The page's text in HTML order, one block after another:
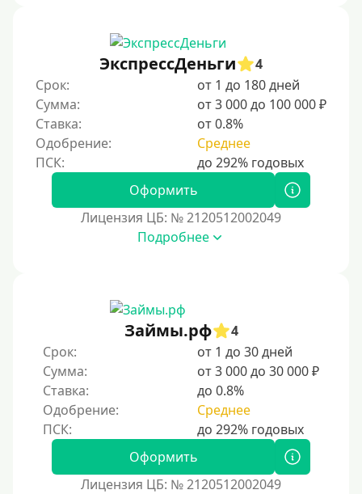
С ежемесячным платежом
Под низкий процент
Без процентов
Первый кредит без переплаты
Без процентов на 30 дней
Без страховок и комиссий
Повторный
Надежные
Без обмана
Без предоплат
Без электронной почты
С автоматическим одобрением
ЭкспрессДеньги
4
Срок:
от 1 до 180 дней
Сумма:
от 3 000 до 100 000 ₽
Ставка:
от 0.8%
Одобрение:
Среднее
Оформить
Лицензия ЦБ: № 2120512002049
Подробнее
Займы.рф
4
Срок:
от 1 до 30 дней
Сумма:
от 3 000 до 30 000 ₽
Ставка:
до 0.8%
Одобрение:
Среднее
Оформить
Лицензия ЦБ: № 2120512002049